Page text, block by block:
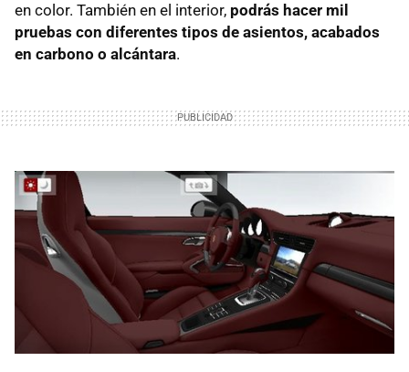
en color. También en el interior, podrás hacer mil
pruebas con diferentes tipos de asientos, acabados
en carbono o alcántara.